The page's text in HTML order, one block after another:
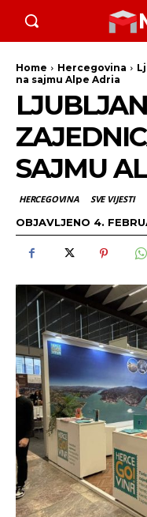
Home Hercegovina
na sajmu Alpe Adria
SAJMU
HERCEGOVINA SVE VIJESTI
OBJAVLJENO 4.